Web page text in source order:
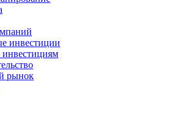
инвестиции
рынок